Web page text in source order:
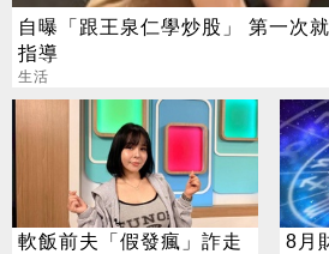
自曝「跟王泉仁學炒股」 第一次
指導
生活
軟飯前夫「假發瘋」詐走
8月